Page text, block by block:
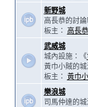
新野城
高長恭的討
板主：
高長恭
武威城
城內設施：《
黃巾小賊的
板主： 黃巾
樂浪城
司馬仲達的